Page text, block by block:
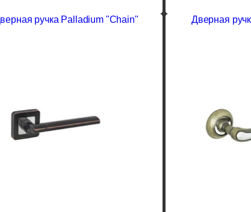
ручка Palladium "Chain" Дверная